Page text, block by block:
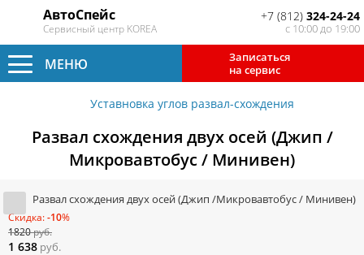
АвтоСпейс
Сервисный центр KOREA
+7 (812) 324-24-24
с 10:00 до 19:00
Записаться
на сервис
МЕНЮ
Уставновка углов развал-схождения
Развал схождения двух осей (Джип /
Микровавтобус / Минивен)
Развал схождения двух осей (Джип /Микровавтобус / Минивен)
Скидка:-10%
1820руб.
1 638 руб.